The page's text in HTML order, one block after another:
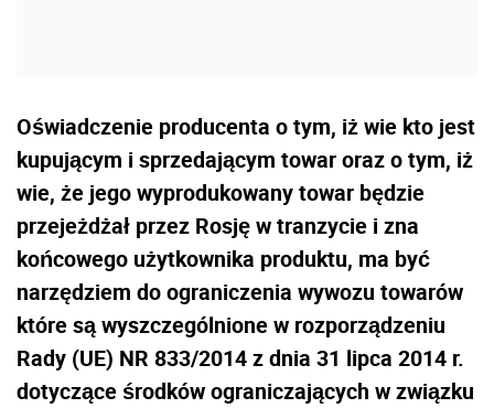
Oświadczenie producenta o tym, iż wie kto jest
kupującym i sprzedającym towar oraz o tym, iż
wie, że jego wyprodukowany towar będzie
przejeżdżał przez Rosję w tranzycie i zna
końcowego użytkownika produktu, ma być
narzędziem do ograniczenia wywozu towarów
które są wyszczególnione w rozporządzeniu
Rady (UE) NR 833/2014 z dnia 31 lipca 2014 r.
dotyczące środków ograniczających w związku